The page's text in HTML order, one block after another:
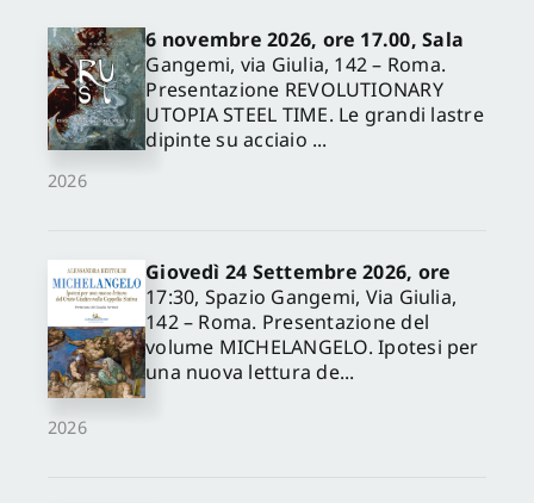
2026
6 novembre 2026, ore 17.00, Sala
Gangemi, via Giulia, 142 – Roma.
Presentazione REVOLUTIONARY
UTOPIA STEEL TIME. Le grandi lastre
dipinte su acciaio ...
2026
Giovedì 24 Settembre 2026, ore
17:30, Spazio Gangemi, Via Giulia,
142 – Roma. Presentazione del
volume MICHELANGELO. Ipotesi per
una nuova lettura de...